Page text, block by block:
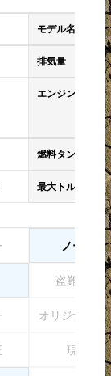
モデル名
排気量
エンジンタイプ
燃料タンク容量
最大トルク
ノーマル
盗難防止
オリジナルペ
現状販売